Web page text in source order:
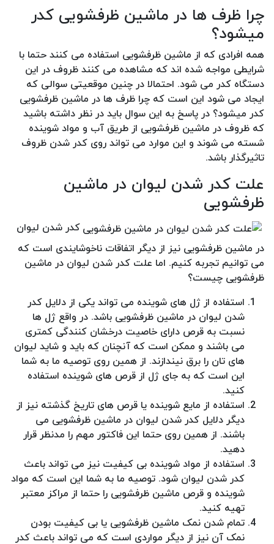
چرا ظرف ها در ماشین ظرفشویی کدر
میشود؟
همه افرادی که از ماشین ظرفشویی استفاده می کنند حتما با
شرایطی مواجه شده اند که مشاهده می کنند ظروف در این
دستگاه کدر می شود. احتمالا در چنین موقعیتی سوالی که
ایجاد می شود این است که چرا ظرف ها در ماشین ظرفشویی
کدر میشود؟ در پاسخ به این سوال باید در نظر داشته باشید
که ظروف در ماشین ظرفشویی از طریق آب و مواد شوینده
شسته می شوند و این موارد می تواند روی کدر شدن ظروف
تاثیرگذار باشد.
علت کدر شدن لیوان در ماشین
ظرفشویی
کدر شدن لیوان
در ماشین ظرفشویی نیز از دیگر اتفاقات ناخوشایندی است که
می توانیم تجربه کنیم. اما علت کدر شدن لیوان در ماشین
ظرفشویی چیست؟
استفاده از ژل های شوینده می تواند یکی از دلایل کدر
شدن لیوان در ماشین ظرفشویی باشد. در واقع ژل ها
نسبت به قرص دارای خاصیت درخشان کنندگی کمتری
می باشند و ممکن است که آنچنان که باید و شاید لیوان
های تان را برق نیندازند. از همین روی توصیه ما به شما
این است که به جای ژل از قرص های شوینده استفاده
کنید.
استفاده از مایع شوینده یا قرص های تاریخ گذشته نیز از
دیگر دلایل کدر شدن لیوان در ماشین ظرفشویی می
باشند. از همین روی حتما این فاکتور مهم را مدنظر قرار
دهید.
استفاده از مواد شوینده بی کیفیت نیز می تواند باعث
کدر شدن لیوان شود. توصیه ما به شما این است که مواد
شوینده و قرص ماشین ظرفشویی را حتما از مراکز معتبر
تهیه کنید.
تمام شدن نمک ماشین ظرفشویی یا بی کیفیت بودن
نمک آن نیز از دیگر مواردی است که می تواند باعث کدر